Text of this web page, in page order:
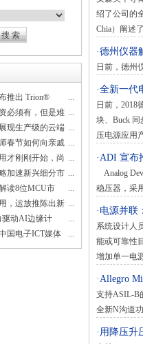
...
推出 Trion®
系列
...
必须有，但是难
...
现生产级的云端
化
...
春节如何向亲戚
...
才刚刚开始，尚
...
加速新兴细分市
增长
...
读8位MCU市
投资承诺提供超值...
，运放推陈出新
...
动AI边缘计
Trion™ T20 FPGA
产品扩展到二十万
...
国电子ICT媒体
创新、传播、共赢
绍了公司的
Chia）阐述
·德州仪器
日前，德州
·全新一代
日前，2018
块、Buck
压电源应用
·ADI 宣布
Analog
稳压器，采
·电源并联
系统设计人
能或可靠性
增加单一电
·Allegro
支持ASIL-B
全新N沟道
·用降压升